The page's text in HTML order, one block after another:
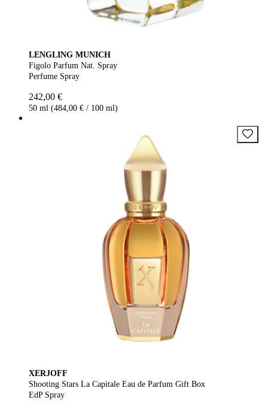
LENGLING MUNICH
Figolo Parfum Nat. Spray
Perfume Spray
242,00 €
50 ml (484,00 € / 100 ml)
XERJOFF
Shooting Stars La Capitale Eau de Parfum Gift Box
EdP Spray